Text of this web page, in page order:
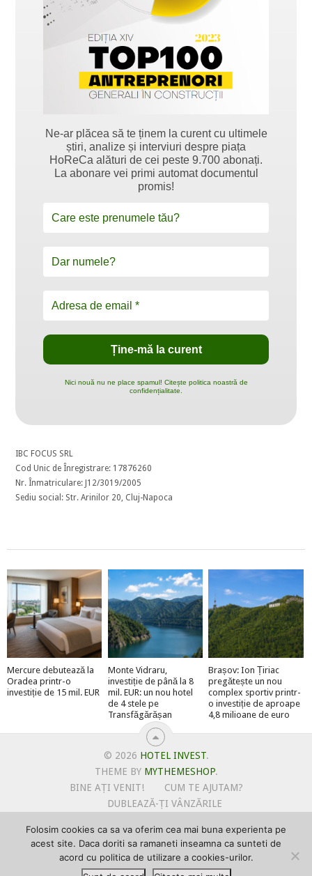
Ne-ar plăcea să te ținem la curent cu ultimele
știri, analize și interviuri despre piața
HoReCa alături de cei peste 9.700 abonați.
La abonare vei primi automat documentul
promis!
Nici nouă nu ne place spamul! Citește politica noastră de
confidențialitate.
IBC FOCUS SRL
Cod Unic de Înregistrare: 17876260
Nr. Înmatriculare: J12/3019/2005
Sediu social: Str. Arinilor 20, Cluj-Napoca
Mercure debutează la
Oradea printr-o
investiție de 15 mil. EUR
Monte Vidraru,
investiție de până la 8
mil. EUR: un nou hotel
de 4 stele pe
Transfăgărășan
Brașov: Ion Țiriac
pregătește un nou
complex sportiv printr-
o investiție de aproape
4,8 milioane de euro
© 2026 HOTEL INVEST.
THEME BY MYTHEMESHOP.
BINE AȚI VENIT!
CUM TE AJUTAM?
DUBLEAZĂ-ȚI VÂNZĂRILE
POLITICA DE UTILIZARE COOKIE-URI
PRIMEȘTI GRATUIT MEGA-CADOURI LA ABONARE
PROMOVEAZĂ-TE PE HOTELINVEST
Folosim cookies ca sa va oferim cea mai buna experienta pe
acest site. Daca doriti sa ramaneti inseamna ca sunteti de
acord cu politica de utilizare a cookies-urilor.